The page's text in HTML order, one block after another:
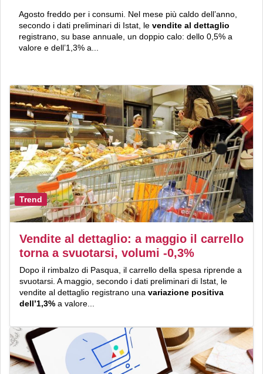
Agosto freddo per i consumi. Nel mese più caldo dell’anno,
secondo i dati preliminari di Istat, le vendite al dettaglio
registrano, su base annuale, un doppio calo: dello 0,5% a
valore e dell’1,3% a...
Trend
Vendite al dettaglio: a maggio il carrello
torna a svuotarsi, volumi -0,3%
Dopo il rimbalzo di Pasqua, il carrello della spesa riprende a
svuotarsi. A maggio, secondo i dati preliminari di Istat, le
vendite al dettaglio registrano una variazione positiva
dell’1,3% a valore...